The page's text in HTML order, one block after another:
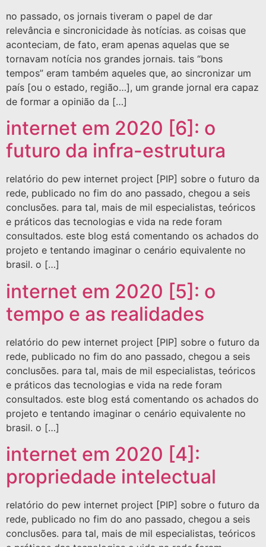
no passado, os jornais tiveram o papel de dar
relevância e sincronicidade às notícias. as coisas que
aconteciam, de fato, eram apenas aquelas que se
tornavam notícia nos grandes jornais. tais “bons
tempos” eram também aqueles que, ao sincronizar um
país [ou o estado, região…], um grande jornal era capaz
de formar a opinião da […]
internet em 2020 [6]: o
futuro da infra-estrutura
relatório do pew internet project [PIP] sobre o futuro da
rede, publicado no fim do ano passado, chegou a seis
conclusões. para tal, mais de mil especialistas, teóricos
e práticos das tecnologias e vida na rede foram
consultados. este blog está comentando os achados do
projeto e tentando imaginar o cenário equivalente no
brasil. o […]
internet em 2020 [5]: o
tempo e as realidades
relatório do pew internet project [PIP] sobre o futuro da
rede, publicado no fim do ano passado, chegou a seis
conclusões. para tal, mais de mil especialistas, teóricos
e práticos das tecnologias e vida na rede foram
consultados. este blog está comentando os achados do
projeto e tentando imaginar o cenário equivalente no
brasil. o […]
internet em 2020 [4]:
propriedade intelectual
relatório do pew internet project [PIP] sobre o futuro da
rede, publicado no fim do ano passado, chegou a seis
conclusões. para tal, mais de mil especialistas, teóricos